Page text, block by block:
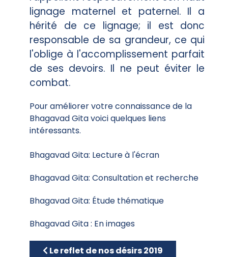
lignage maternel et paternel. Il a
hérité de ce lignage; il est donc
responsable de sa grandeur, ce qui
l'oblige à l'accomplissement parfait
de ses devoirs. Il ne peut éviter le
combat.
Pour améliorer votre connaissance de la
Bhagavad Gita voici quelques liens
intéressants.
Bhagavad Gita: Lecture à l'écran
Bhagavad Gita: Consultation et recherche
Bhagavad Gita: Étude thématique
Bhagavad Gita : En images
Article précédent : Le reflet de nos désirs
Le reflet de nos désirs 2019